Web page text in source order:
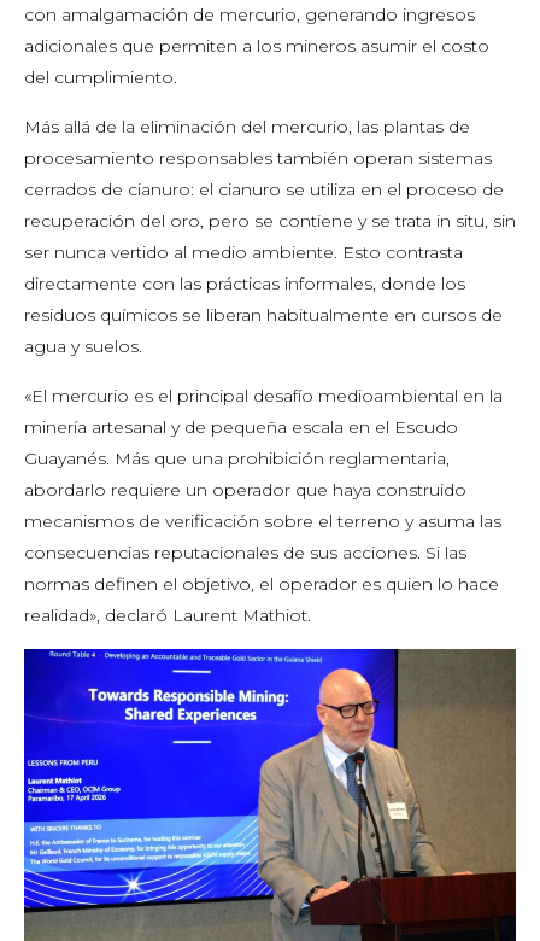
con amalgamación de mercurio, generando ingresos
adicionales que permiten a los mineros asumir el costo
del cumplimiento.
Más allá de la eliminación del mercurio, las plantas de
procesamiento responsables también operan sistemas
cerrados de cianuro: el cianuro se utiliza en el proceso de
recuperación del oro, pero se contiene y se trata in situ, sin
ser nunca vertido al medio ambiente. Esto contrasta
directamente con las prácticas informales, donde los
residuos químicos se liberan habitualmente en cursos de
agua y suelos.
«El mercurio es el principal desafío medioambiental en la
minería artesanal y de pequeña escala en el Escudo
Guayanés. Más que una prohibición reglamentaria,
abordarlo requiere un operador que haya construido
mecanismos de verificación sobre el terreno y asuma las
consecuencias reputacionales de sus acciones. Si las
normas definen el objetivo, el operador es quien lo hace
realidad», declaró Laurent Mathiot.